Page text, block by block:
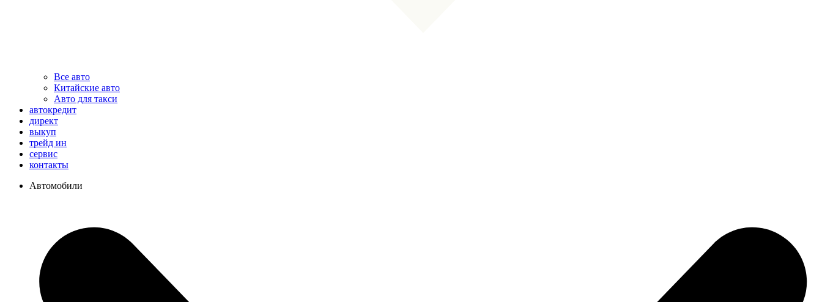
Все авто
Китайские авто
Авто для такси
автокредит
директ
выкуп
трейд ин
сервис
контакты
Автомобили